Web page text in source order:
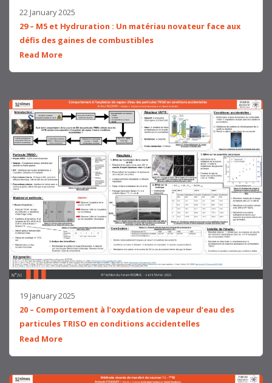
22 January 2025
29 – M5 et Hydruration : Un matériau novateur face aux
défis des gaines de combustibles
Read More
19 January 2025
20 – Comportement à l’oxydation de vapeur d’eau des
particules TRISO en conditions accidentelles
Read More